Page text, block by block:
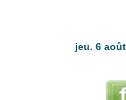
jeu. 6 août